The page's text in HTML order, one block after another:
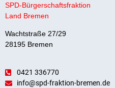
SPD-Bürgerschaftsfraktion
Land Bremen
Wachtstraße 27/29
28195 Bremen
0421 336770
info@spd-fraktion-bremen.de